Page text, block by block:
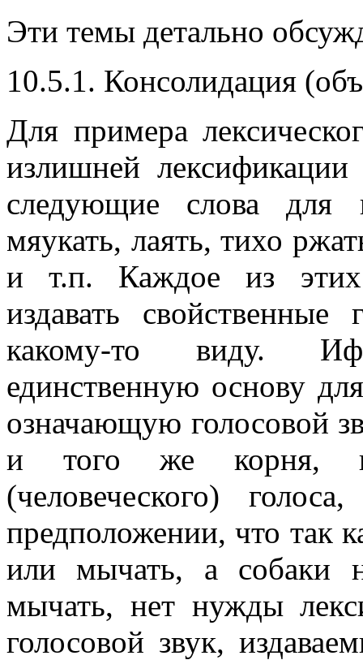
Эти темы детально
10.5.1. Консолидация
Для примера
излишней
следующие слова для
мяукать, лаять, тихо
и т.п. Каждое из этих
издавать свойственные
какому-то виду.
единственную основу
означающую голосовой
и того же корня,
(человеческого)
предположении, что так
или мычать, а собаки
мычать, нет нужды
голосовой звук,